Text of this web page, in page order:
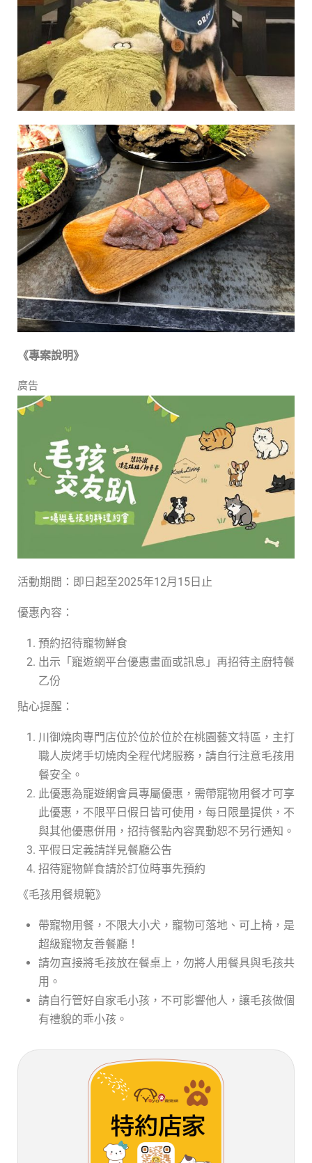
《專案說明》
廣告
活動期間：即日起至2025年12月15日止
優惠內容：
預約招待寵物鮮食
出示「寵遊網平台優惠畫面或訊息」再招待主廚特餐
乙份
貼心提醒：
川御燒肉專門店位於位於位於在桃園藝文特區，主打
職人炭烤手切燒肉全程代烤服務，請自行注意毛孩用
餐安全。
此優惠為寵遊網會員專屬優惠，需帶寵物用餐才可享
此優惠，不限平日假日皆可使用，每日限量提供，不
與其他優惠併用，招持餐點內容異動恕不另行通知。
平假日定義請詳見餐廳公告
招待寵物鮮食請於訂位時事先預約
《毛孩用餐規範》
帶寵物用餐，不限大小犬，寵物可落地、可上椅，是
超級寵物友善餐廳！
請勿直接將毛孩放在餐桌上，勿將人用餐具與毛孩共
用。
請自行管好自家毛小孩，不可影響他人，讓毛孩做個
有禮貌的乖小孩。